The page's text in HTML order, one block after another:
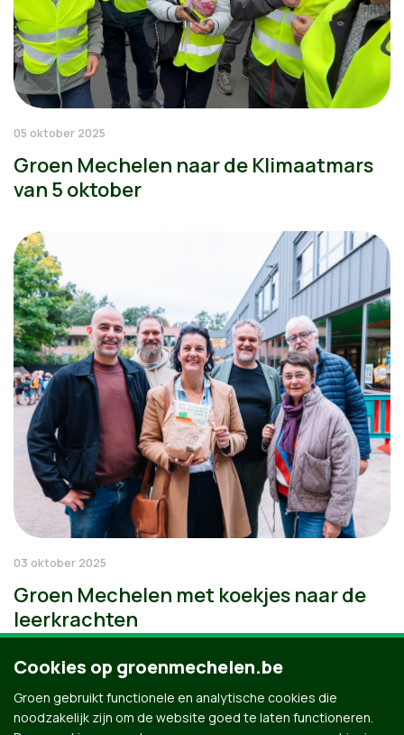
05 oktober 2025
Groen Mechelen naar de Klimaatmars
van 5 oktober
03 oktober 2025
Groen Mechelen met koekjes naar de
leerkrachten
Cookies op groenmechelen.be
Groen gebruikt functionele en analytische cookies die
noodzakelijk zijn om de website goed te laten functioneren.